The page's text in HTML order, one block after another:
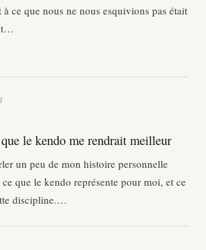
ce que nous ne nous esquivions pas était
le kendo me rendrait meilleur
un peu de mon histoire personnelle
que le kendo représente pour moi, et ce
discipline.…